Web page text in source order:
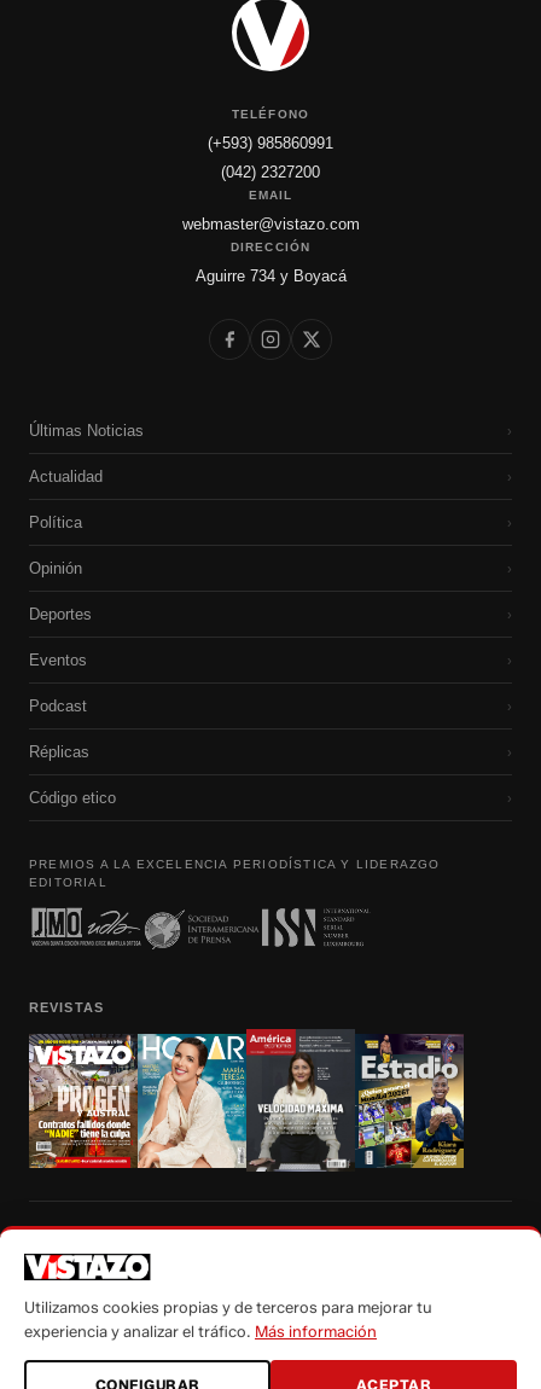
TELÉFONO
(+593) 985860991
(042) 2327200
EMAIL
webmaster@vistazo.com
DIRECCIÓN
Aguirre 734 y Boyacá
Últimas Noticias ›
Actualidad ›
Política ›
Opinión ›
Deportes ›
Eventos ›
Podcast ›
Réplicas ›
Código etico ›
PREMIOS A LA EXCELENCIA PERIODÍSTICA Y LIDERAZGO
EDITORIAL
REVISTAS
autorización escrita de su titular, de todos los contenidos de Vistazo.com.
Utilizamos cookies propias y de terceros para mejorar tu
experiencia y analizar el tráfico. Más información
CONFIGURAR ACEPTAR